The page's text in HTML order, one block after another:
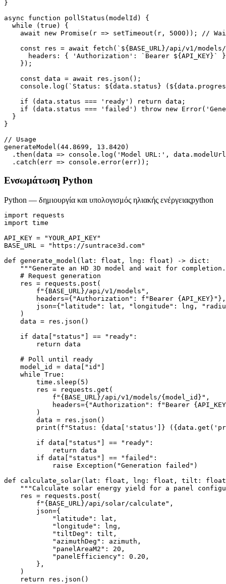
}
async function pollStatus(modelId) {
  while (true) {
await new Promise(r => setTimeout(r, 5000)); //
const res = await fetch(`${BASE_URL}/api/v1/
headers: { 'Authorization': `Bearer ${API_KEY}`
    });
    const data = await res.json();
console.log(`Status: ${data.status}
    if (data.status === 'ready') return data;
if (data.status === 'failed') throw new
  }
}
// Usage
generateModel(44.8699, 13.8420)
.then(data => console.log('Model URL:',
  .catch(err => console.error(err));
Ενσωμάτωση Python
Python — δημιουργία και υπολογισμός ηλιακής ενέργειαςpython
import requests
import time
API_KEY = "YOUR_API_KEY"
BASE_URL = "https://suntrace3d.com"
def generate_model(lat: float, lng: float) -> dict:
"""Generate an HD 3D model and wait for
    # Request generation
    res = requests.post(
        f"{BASE_URL}/api/v1/models",
        headers={"Authorization": f"Bearer {API_KEY}"},
json={"latitude": lat, "longitude": lng,
    )
    data = res.json()
    if data["status"] == "ready":
        return data
    # Poll until ready
    model_id = data["id"]
    while True:
        time.sleep(5)
        res = requests.get(
            f"{BASE_URL}/api/v1/models/{model_id}",
headers={"Authorization": f"Bearer
        )
        data = res.json()
print(f"Status: {data['status']}
        if data["status"] == "ready":
            return data
        if data["status"] == "failed":
            raise Exception("Generation failed")
def calculate_solar(lat: float, lng: float, tilt: float
"""Calculate solar energy yield for a panel
    res = requests.post(
        f"{BASE_URL}/api/solar/calculate",
        json={
            "latitude": lat,
            "longitude": lng,
            "tiltDeg": tilt,
            "azimuthDeg": azimuth,
            "panelAreaM2": 20,
            "panelEfficiency": 0.20,
        },
    )
    return res.json()